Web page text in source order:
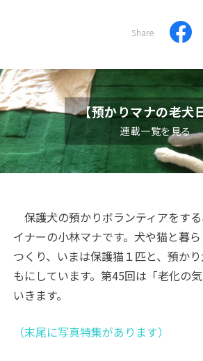
Share
【預かりマナの老犬
連載一覧を見る
保護犬の預かりボランティアをす
イナーの小林マナです。犬や猫と暮
つくり、いまは保護猫１匹と、預か
もにしています。第45回は「老化の
いきます。
（末尾に写真特集があります）